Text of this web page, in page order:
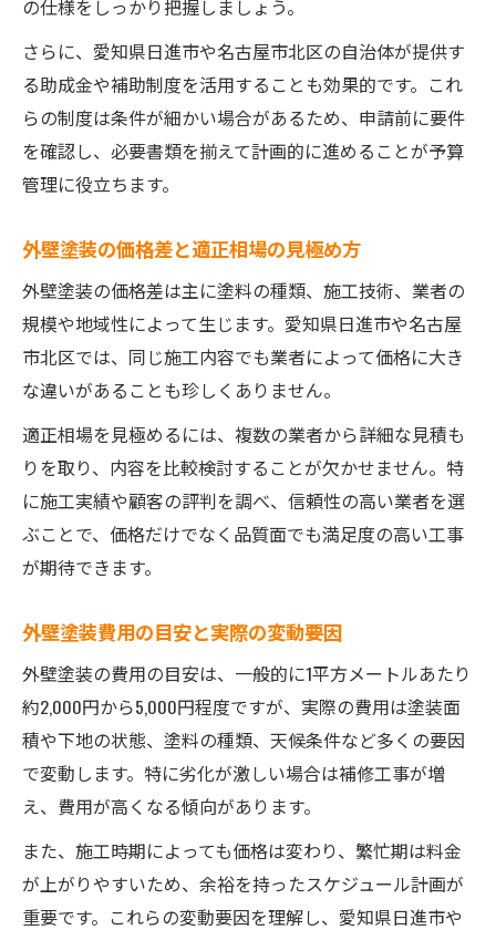
の仕様をしっかり把握しましょう。
さらに、愛知県日進市や名古屋市北区の自治体が提供す
る助成金や補助制度を活用することも効果的です。これ
らの制度は条件が細かい場合があるため、申請前に要件
を確認し、必要書類を揃えて計画的に進めることが予算
管理に役立ちます。
外壁塗装の価格差と適正相場の見極め方
外壁塗装の価格差は主に塗料の種類、施工技術、業者の
規模や地域性によって生じます。愛知県日進市や名古屋
市北区では、同じ施工内容でも業者によって価格に大き
な違いがあることも珍しくありません。
適正相場を見極めるには、複数の業者から詳細な見積も
りを取り、内容を比較検討することが欠かせません。特
に施工実績や顧客の評判を調べ、信頼性の高い業者を選
ぶことで、価格だけでなく品質面でも満足度の高い工事
が期待できます。
外壁塗装費用の目安と実際の変動要因
外壁塗装の費用の目安は、一般的に1平方メートルあたり
約2,000円から5,000円程度ですが、実際の費用は塗装面
積や下地の状態、塗料の種類、天候条件など多くの要因
で変動します。特に劣化が激しい場合は補修工事が増
え、費用が高くなる傾向があります。
また、施工時期によっても価格は変わり、繁忙期は料金
が上がりやすいため、余裕を持ったスケジュール計画が
重要です。これらの変動要因を理解し、愛知県日進市や